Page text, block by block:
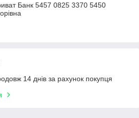
Банк 5457 0825 3370 5450
14 днів за рахунок покупця